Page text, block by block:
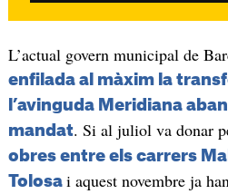
L’actual govern municipal de
enfilada al màxim la
l’avinguda Meridiana
mandat. Si al juliol va donar
obres entre els carrers
Tolosa i aquest novembre ja